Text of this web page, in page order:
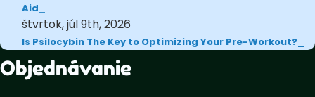
Aid
štvrtok, júl 9th, 2026
Is Psilocybin The Key to Optimizing Your Pre-Workout?
Objednávanie